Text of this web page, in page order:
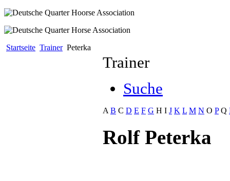
Startseite Trainer Peterka
Trainer
Suche
A B C D E F G H I J K L M N O P Q
Rolf Peterka